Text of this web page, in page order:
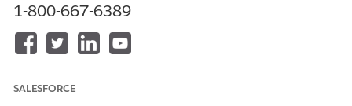
置，然后分配分数和定性风险评级，以突出显示关键风险和补救优
先级。
为每个见解定义定性风险评级和阈值分数，将它们与贵公司的风险
1-800-667-6389
SALESFORCE